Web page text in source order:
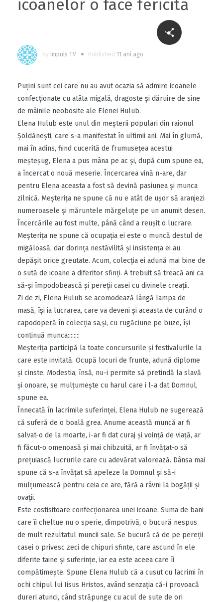
icoanelor o face fericită
by Impuls TV Published 11 ani ago
Puţini sunt cei care nu au avut ocazia să admire icoanele
confecţionate cu atâta migală, dragoste şi dăruire de sine
de mâinile neobosite ale Elenei Hulub.
Elena Hulub este unul din meşterii populari din raionul
Şoldăneşti, care s-a manifestat în ultimii ani. Mai în glumă,
mai în adins, fiind cucerită de frumuseţea acestui
meşteşug, Elena a pus mâna pe ac şi, după cum spune ea,
a încercat o nouă meserie. Încercarea vină n-are, dar
pentru Elena aceasta a fost să devină pasiunea şi munca
zilnică. Meşteriţa ne spune că nu e atât de uşor să aranjezi
numeroasele şi măruntele mărgeluţe pe un anumit desen.
Încercările au fost multe, până când a reuşit o lucrare.
Meşteriţa ne spune că ocupaţia ei este o muncă destul de
migăloasă, dar dorinţa nestăvilită şi insistenţa ei au
depăşit orice greutate. Acum, colecţia ei adună mai bine de
o sută de icoane a diferitor sfinţi. A trebuit să treacă ani ca
să-şi împodobească şi pereţii casei cu divinele creaţii.
Zi de zi, Elena Hulub se acomodează lângă lampa de
masă, îşi ia lucrarea, care va deveni şi aceasta de curând o
capodoperă în colecţia sa,şi, cu rugăciune pe buze, îşi
continuă munca::::::::
Meşteriţa participă la toate concursurile şi festivalurile la
care este invitată. Ocupă locuri de frunte, adună diplome
şi cinste. Modestia, însă, nu-i permite să pretindă la slavă
şi onoare, se mulţumeşte cu harul care i l-a dat Domnul,
spune ea.
Înnecată în lacrimile suferinţei, Elena Hulub ne sugerează
că suferă de o boală grea. Anume această muncă ar fi
salvat-o de la moarte, i-ar fi dat curaj şi voinţă de viaţă, ar
fi făcut-o omenoasă şi mai chibzuită, ar fi învăţat-o să
preţuiască lucrurile care cu adevărat valorează. Dânsa mai
spune că s-a învăţat să apeleze la Domnul şi să-i
mulţumească pentru ceia ce are, fără a râvni la bogăţii şi
ovaţii.
Este costisitoare confecţionarea unei icoane. Suma de bani
care îi cheltue nu o sperie, dimpotrivă, o bucură nespus
de mult rezultatul muncii sale. Se bucură că de pe pereţii
casei o privesc zeci de chipuri sfinte, care ascund în ele
diferite taine şi suferinţe, iar ea este aceea care îi
compătimeşte. Spune Elena Hulub că a cusut cu lacrimi în
ochi chipul lui Iisus Hristos, având senzaţia că-i provoacă
dureri atunci, când străpunge cu acul de sute de ori